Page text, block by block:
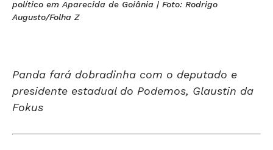
político em Aparecida de Goiânia | Foto: Rodrigo
Augusto/Folha Z
Panda fará dobradinha com o deputado e
presidente estadual do Podemos, Glaustin da
Fokus